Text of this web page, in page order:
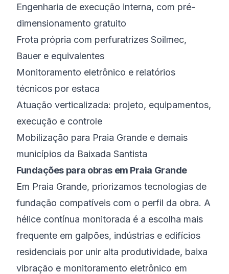
Engenharia de execução interna, com pré-
dimensionamento gratuito
Frota própria com perfuratrizes Soilmec,
Bauer e equivalentes
Monitoramento eletrônico e relatórios
técnicos por estaca
Atuação verticalizada: projeto, equipamentos,
execução e controle
Mobilização para Praia Grande e demais
municípios da Baixada Santista
Fundações para obras em Praia Grande
Em Praia Grande, priorizamos tecnologias de
fundação compatíveis com o perfil da obra. A
hélice contínua monitorada é a escolha mais
frequente em galpões, indústrias e edifícios
residenciais por unir alta produtividade, baixa
vibração e monitoramento eletrônico em